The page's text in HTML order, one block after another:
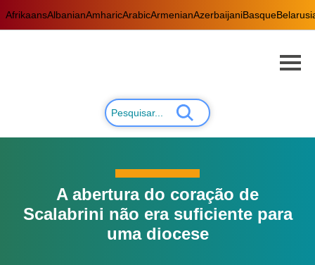
AfrikaansAlbanianAmharicArabicArmenianAzerbaijaniBasque
A abertura do coração de
Scalabrini não era suficiente para
uma diocese